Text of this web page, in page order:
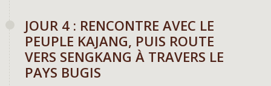
JOUR 4 : RENCONTRE AVEC LE
PEUPLE KAJANG, PUIS ROUTE
VERS SENGKANG À TRAVERS LE
PAYS BUGIS